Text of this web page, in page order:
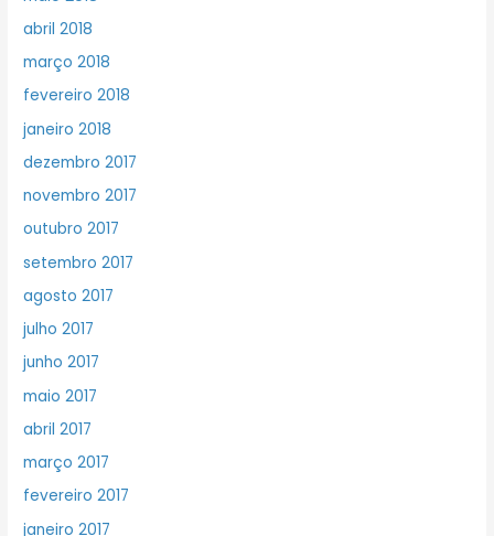
abril 2018
março 2018
fevereiro 2018
janeiro 2018
dezembro 2017
novembro 2017
outubro 2017
setembro 2017
agosto 2017
julho 2017
junho 2017
maio 2017
abril 2017
março 2017
fevereiro 2017
janeiro 2017